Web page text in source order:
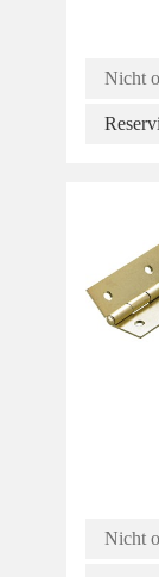
Nicht
Nicht